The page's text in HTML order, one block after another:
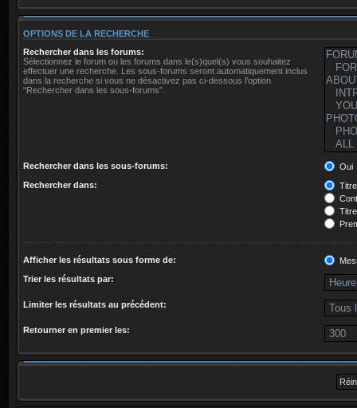
OPTIONS DE LA RECHERCHE
Rechercher dans les forums:
Sélectionnez le forum ou les forums dans le(s)quel(s) vous souhaitez
effectuer une recherche. Les sous-forums seront automatiquement inclus
dans la recherche si vous ne désactivez pas ci-dessous l’option
“Rechercher dans les sous-forums”.
Rechercher dans les sous-forums:
Oui
Rechercher dans:
Afficher les résultats sous forme de:
Trier les résultats par:
Limiter les résultats au précédent:
Retourner en premier les: